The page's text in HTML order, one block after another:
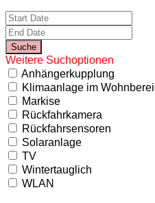
Weitere Suchoptionen
Anhängerkupplung
Klimaanlage im
Markise
Rückfahrkamera
Rückfahrsensoren
Solaranlage
TV
Wintertauglich
WLAN